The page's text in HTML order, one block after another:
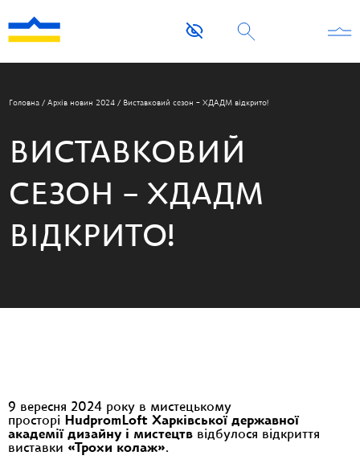
Головна / Архів новин 2024 / Виставковий сезон – ХДАДМ відкрито!
ВИСТАВКОВИЙ
СЕЗОН – ХДАДМ
ВІДКРИТО!
9 вересня 2024 року в мистецькому
просторі
HudpromLoft Харківської державної
академії дизайну і мистецтв відбулося відкриття
виставки «Трохи колаж».